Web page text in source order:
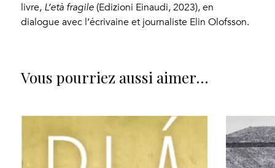
livre, L’età fragile (Edizioni Einaudi, 2023), en
dialogue avec l’écrivaine et journaliste Elin Olofsson.
Vous pourriez aussi aimer…